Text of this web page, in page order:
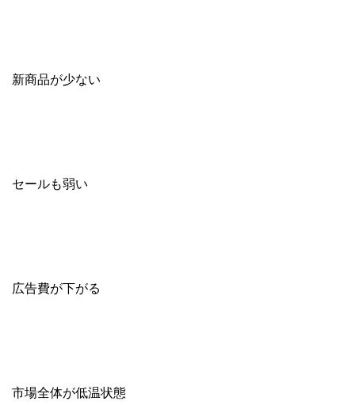
新商品が少ない
セールも弱い
広告費が下がる
市場全体が低温状態